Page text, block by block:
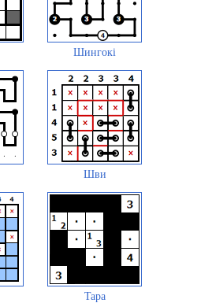
Шингокі
Шви
Tapa